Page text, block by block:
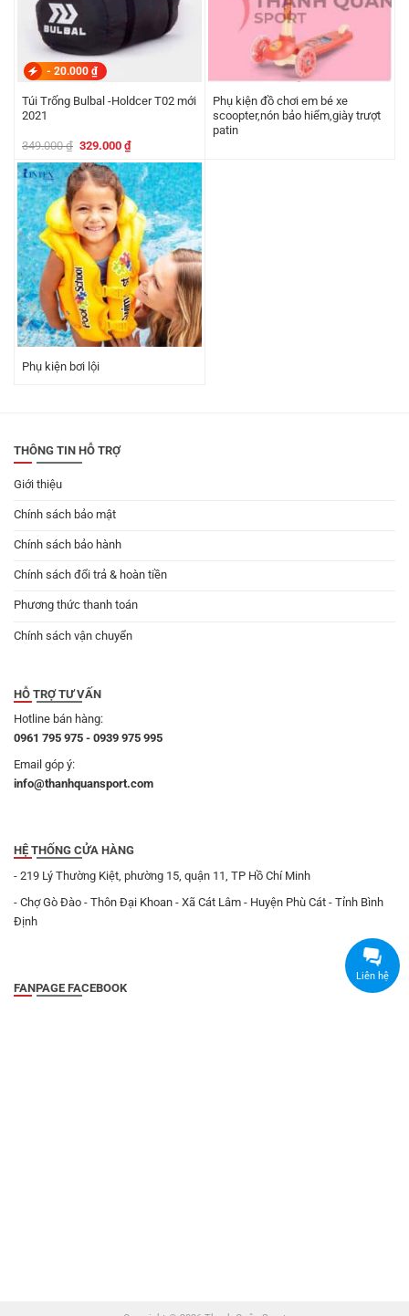
- 20.000 ₫
Túi Trống Bulbal -Holdcer T02 mới
2021
349.000₫ Giá
là:
349.000 ₫.
329.000 ₫Giá
hiện
tại
là:
329.000 ₫.
Phụ kiện đồ chơi em bé xe
scoopter,nón bảo hiểm,giày trượt
patin
Phụ kiện bơi lội
THÔNG TIN HỖ TRỢ
Giới thiệu
Chính sách bảo mật
Chính sách bảo hành
Chính sách đổi trả & hoàn tiền
Phương thức thanh toán
Chính sách vận chuyển
HỖ TRỢ TƯ VẤN
Hotline bán hàng:
0961 795 975 - 0939 975 995
Email góp ý:
info@thanhquansport.com
HỆ THỐNG CỬA HÀNG
- 219 Lý Thường Kiệt, phường 15, quận 11, TP Hồ Chí Minh
- Chợ Gò Đào - Thôn Đại Khoan - Xã Cát Lâm - Huyện Phù Cát - Tỉnh Bình
Định
FANPAGE FACEBOOK
Liên hệ